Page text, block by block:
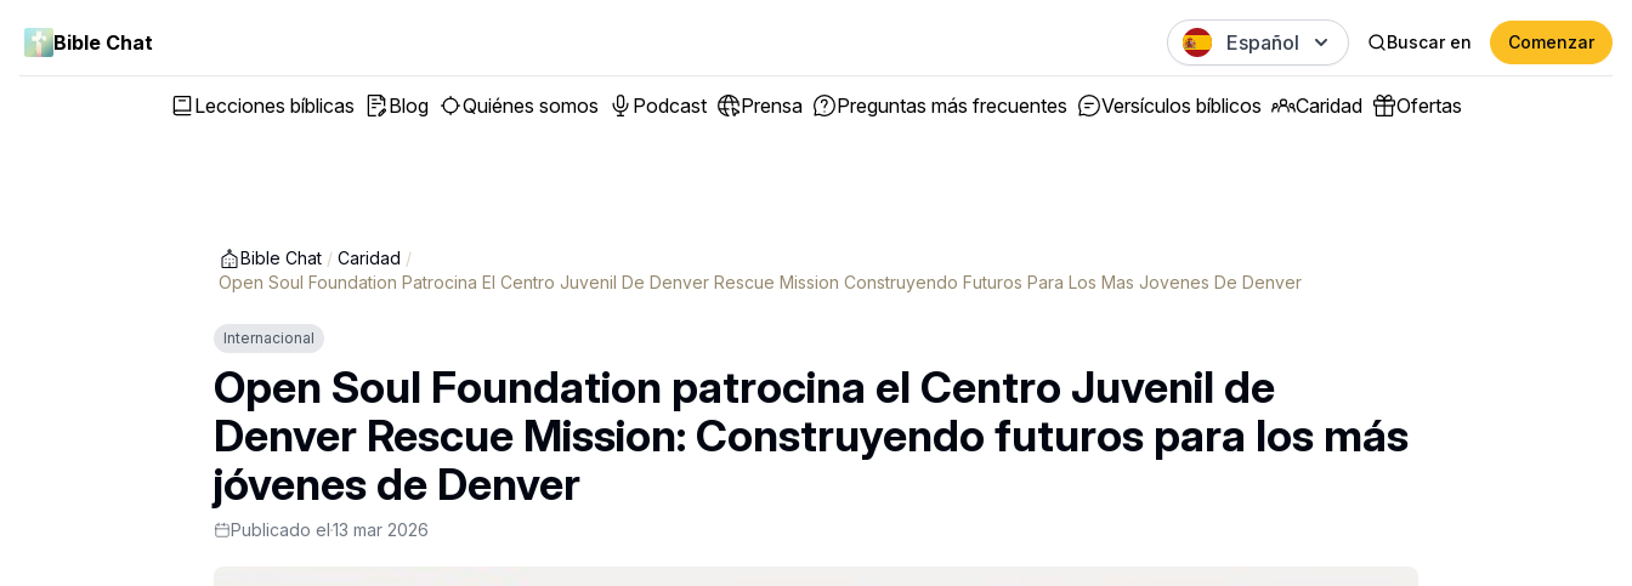
Bible Chat Español Buscar en Comenzar
Lecciones bíblicas Blog Quiénes somos Podcast Prensa Preguntas más frecuentes Versículos bíblicos Caridad Ofertas
Bible Chat / Caridad /
Open Soul Foundation Patrocina El Centro Juvenil De Denver Rescue Mission Construyendo Futuros Para Los Mas Jovenes De Denver
Internacional
Open Soul Foundation patrocina el Centro Juvenil de
Denver Rescue Mission: Construyendo futuros para los más
jóvenes de Denver
Publicado el13 mar 2026